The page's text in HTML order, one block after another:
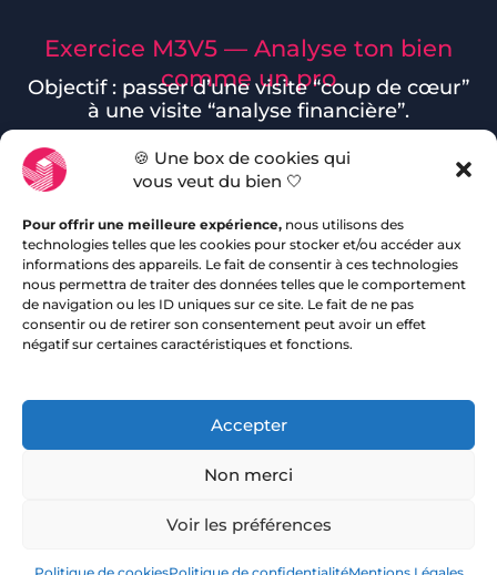
🍪 Une box de cookies qui
vous veut du bien 🤍
Pour offrir une meilleure expérience, nous utilisons des
technologies telles que les cookies pour stocker et/ou accéder aux
informations des appareils. Le fait de consentir à ces technologies
nous permettra de traiter des données telles que le comportement
de navigation ou les ID uniques sur ce site. Le fait de ne pas
consentir ou de retirer son consentement peut avoir un effet
négatif sur certaines caractéristiques et fonctions.
Accepter
Non merci
Voir les préférences
Exercice M3V5 — Analyse ton bien
comme un pro
Objectif : passer d’une visite “coup de cœur”
à une visite “analyse financière”.
14%
Quels points techniques t’ont semblé les
plus préoccupants (humidité, électricité,
plomberie, isolation) ?
Suivant